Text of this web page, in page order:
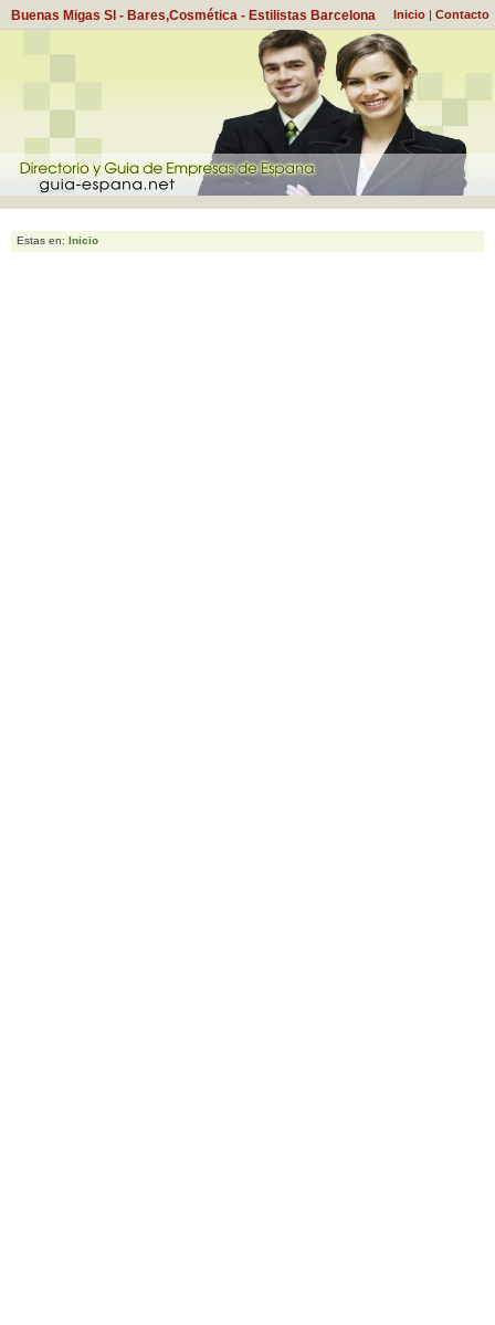
Inicio | Contacto
Buenas Migas Sl - Bares,Cosmética - Estilistas Barcelona
Estas en: Inicio